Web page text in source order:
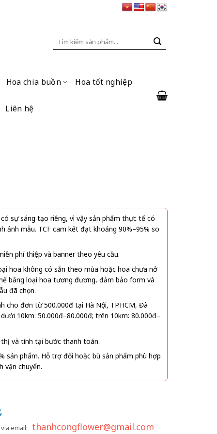
Tìm
Hoa chia buồn Hoa tốt nghiệp
Liên hệ
sự sáng tạo riêng, vì vậy sản phẩm thực tế có
ảnh mẫu. TCF cam kết đạt khoảng 90%–95% so
phí thiệp và banner theo yêu cầu.
hoa không có sẵn theo mùa hoặc hoa chưa nở
bằng loại hoa tương đương, đảm bảo form và
đã chọn.
cho đơn từ 500.000đ tại Hà Nội, TP.HCM, Đà
10km: 50.000đ–80.000đ; trên 10km: 80.000đ–
và tính tại bước thanh toán.
sản phẩm. Hỗ trợ đổi hoặc bù sản phẩm phù hợp
vận chuyển.
email: thanhcongflower@gmail.com